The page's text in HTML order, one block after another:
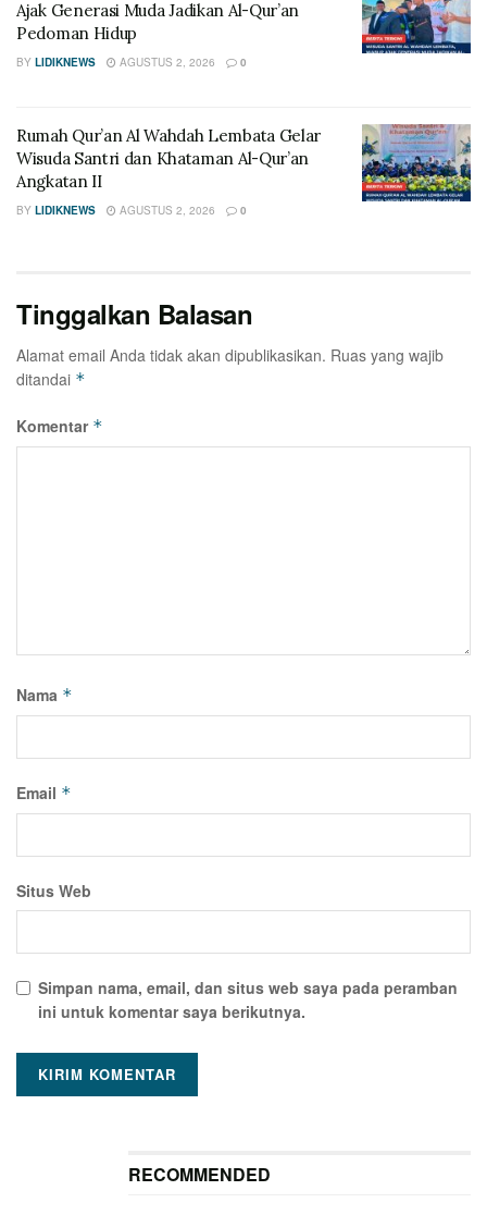
Ajak Generasi Muda Jadikan Al-Qur’an
Pedoman Hidup
BY LIDIKNEWS AGUSTUS 2, 2026 0
Rumah Qur’an Al Wahdah Lembata Gelar
Wisuda Santri dan Khataman Al-Qur’an
Angkatan II
BY LIDIKNEWS AGUSTUS 2, 2026 0
Tinggalkan Balasan
Alamat email Anda tidak akan dipublikasikan. Ruas yang wajib
ditandai *
Komentar *
Nama *
Email *
Situs Web
Simpan nama, email, dan situs web saya pada peramban
ini untuk komentar saya berikutnya.
RECOMMENDED